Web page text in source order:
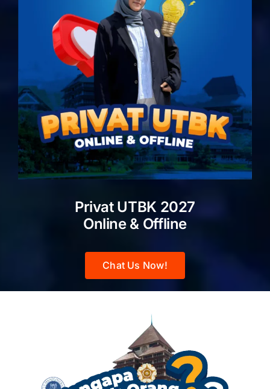
Privat UTBK 2027
Online & Offline
Chat Us Now!